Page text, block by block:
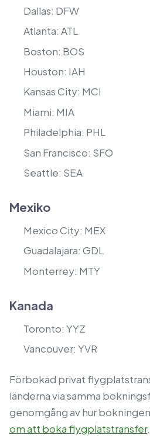
Dallas: DFW
Atlanta: ATL
Boston: BOS
Houston: IAH
Kansas City: MCI
Miami: MIA
Philadelphia: PHL
San Francisco: SFO
Seattle: SEA
Mexiko
Mexico City: MEX
Guadalajara: GDL
Monterrey: MTY
Kanada
Toronto: YYZ
Vancouver: YVR
Förbokad privat
länderna via samma
genomgång av hur
om att boka flygplatstransfer.